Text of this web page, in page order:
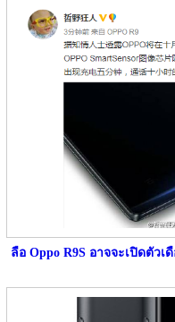
ลือ Oppo R9S อาจจะเปิดตัวเ